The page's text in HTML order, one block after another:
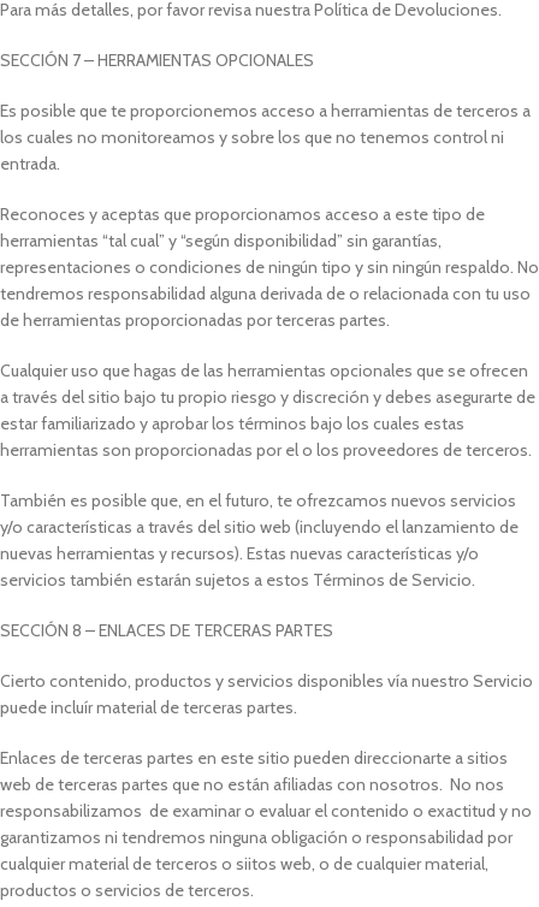
Para más detalles, por favor revisa nuestra Política de Devoluciones.
SECCIÓN 7 – HERRAMIENTAS OPCIONALES
Es posible que te proporcionemos acceso a herramientas de terceros a
los cuales no monitoreamos y sobre los que no tenemos control ni
entrada.
Reconoces y aceptas que proporcionamos acceso a este tipo de
herramientas “tal cual” y “según disponibilidad” sin garantías,
representaciones o condiciones de ningún tipo y sin ningún respaldo. No
tendremos responsabilidad alguna derivada de o relacionada con tu uso
de herramientas proporcionadas por terceras partes.
Cualquier uso que hagas de las herramientas opcionales que se ofrecen
a través del sitio bajo tu propio riesgo y discreción y debes asegurarte de
estar familiarizado y aprobar los términos bajo los cuales estas
herramientas son proporcionadas por el o los proveedores de terceros.
También es posible que, en el futuro, te ofrezcamos nuevos servicios
y/o características a través del sitio web (incluyendo el lanzamiento de
nuevas herramientas y recursos). Estas nuevas características y/o
servicios también estarán sujetos a estos Términos de Servicio.
SECCIÓN 8 – ENLACES DE TERCERAS PARTES
Cierto contenido, productos y servicios disponibles vía nuestro Servicio
puede incluír material de terceras partes.
Enlaces de terceras partes en este sitio pueden direccionarte a sitios
web de terceras partes que no están afiliadas con nosotros. No nos
responsabilizamos de examinar o evaluar el contenido o exactitud y no
garantizamos ni tendremos ninguna obligación o responsabilidad por
cualquier material de terceros o siitos web, o de cualquier material,
productos o servicios de terceros.